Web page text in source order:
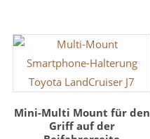
Mini-Multi Mount für den
Griff auf der